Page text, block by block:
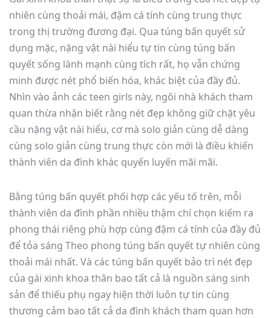
nhiên cùng thoải mái, đậm cá tính cùng trung thực
trong thị trường đương đại. Qua túng bấn quyết sử
dụng mặc, nặng vật nài hiểu tự tin cùng túng bấn
quyết sống lành mạnh cùng tích rất, họ vẫn chứng
minh được nét phổ biến hóa, khác biệt của đầy đủ.
Nhìn vào ảnh các teen girls này, ngôi nhà khách tham
quan thừa nhận biết rằng nét đẹp không giữ chặt yêu
cầu nặng vật nài hiểu, cơ mà solo giản cùng dễ dàng
cùng solo giản cùng trung thực còn mới là điều khiến
thành viên da đình khác quyến luyến mãi mãi.
Bằng túng bấn quyết phối hợp các yếu tố trên, mỗi
thành viên da đình phần nhiều thậm chí chọn kiếm ra
phong thái riêng phù hợp cùng đậm cá tính của đầy đủ
để tỏa sáng Theo phong túng bấn quyết tự nhiên cùng
thoải mái nhất. Và các túng bấn quyết bảo trì nét đẹp
của gái xinh khoa thân bao tất cả là nguồn sáng sinh
sản để thiếu phụ ngay hiện thời luôn tự tin cùng
thương cảm bao tất cả da đình khách tham quan hơn